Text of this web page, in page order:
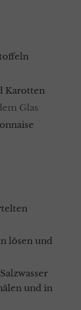
Karotten
Glas
und in